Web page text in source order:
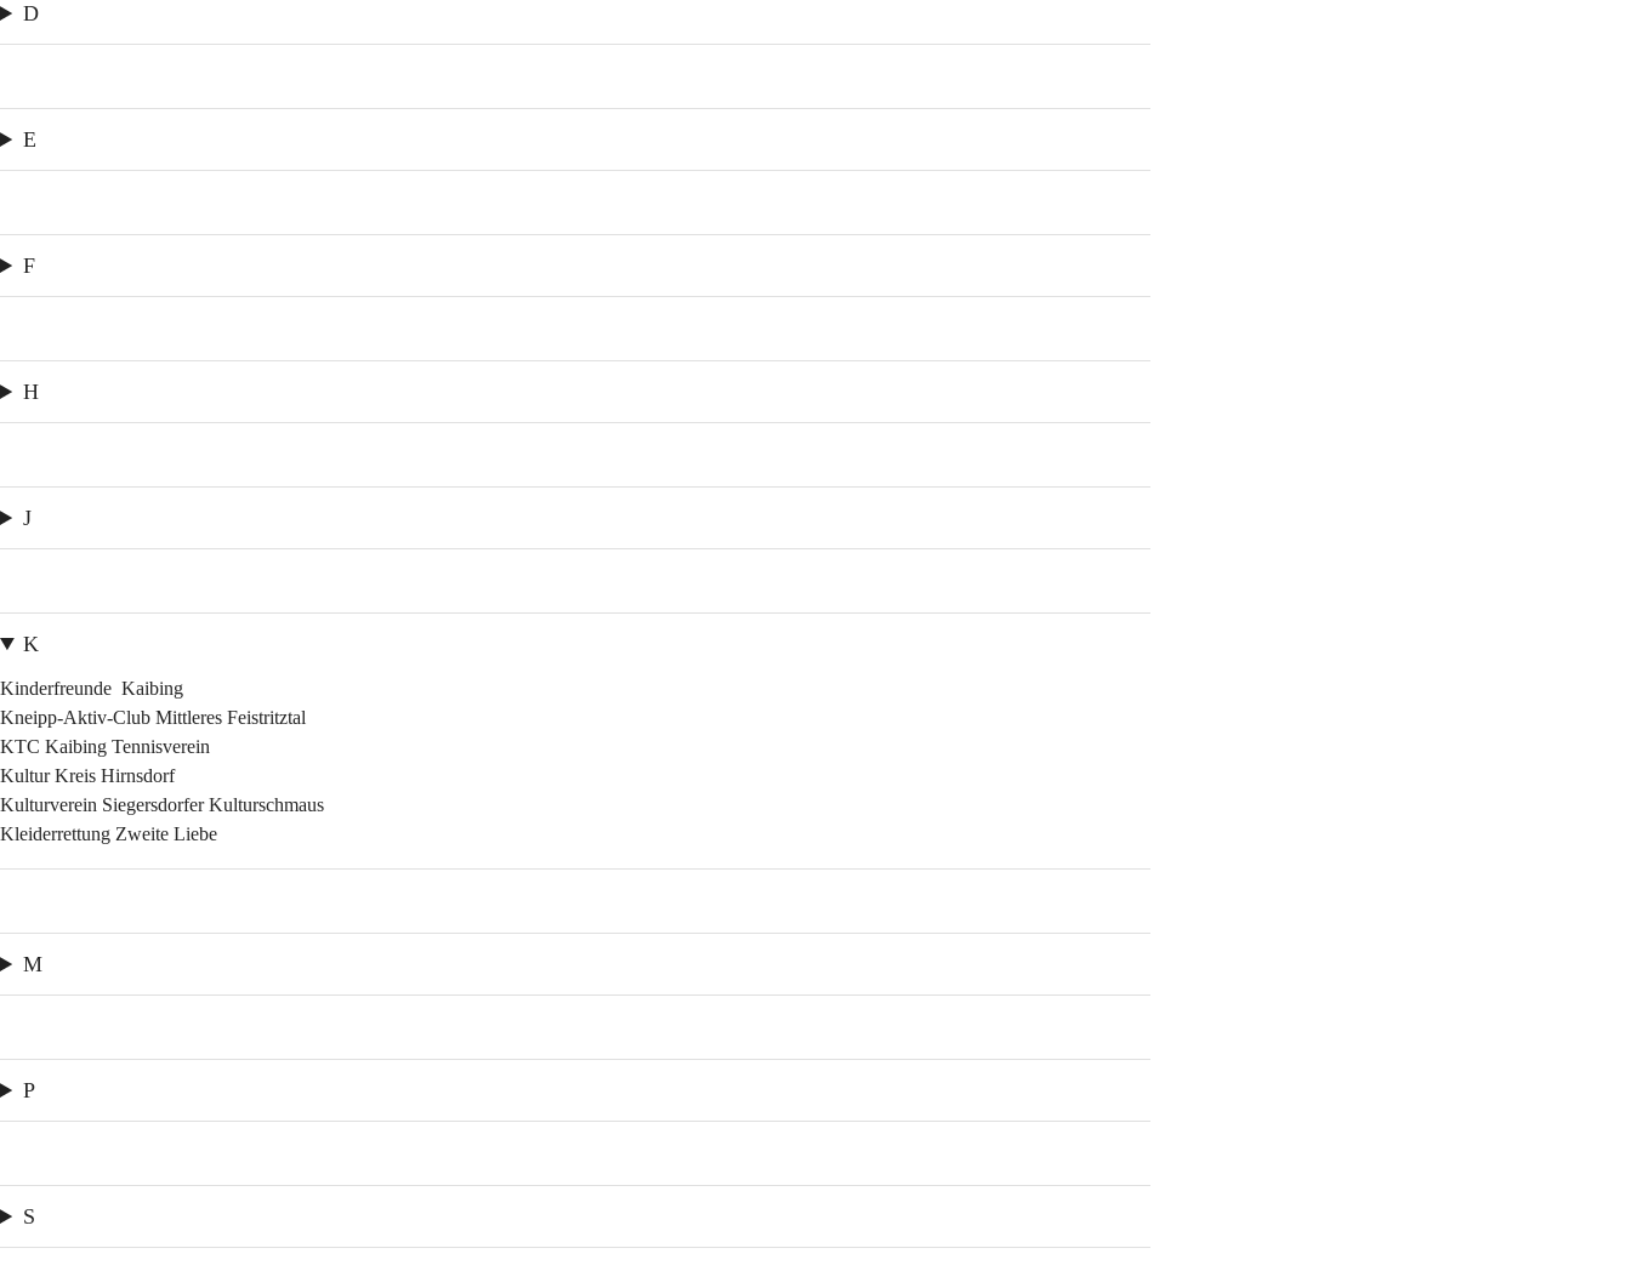
D
E
F
H
J
K
Kinderfreunde  Kaibing
Kneipp-Aktiv-Club Mittleres Feistritztal
KTC Kaibing Tennisverein
Kultur Kreis Hirnsdorf
Kulturverein Siegersdorfer Kulturschmaus
Kleiderrettung Zweite Liebe
M
P
S